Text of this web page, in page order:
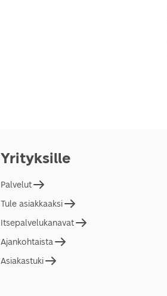
Yrityksille
Palvelut
Tule asiakkaaksi
Itsepalvelukanavat
Ajankohtaista
Asiakastuki